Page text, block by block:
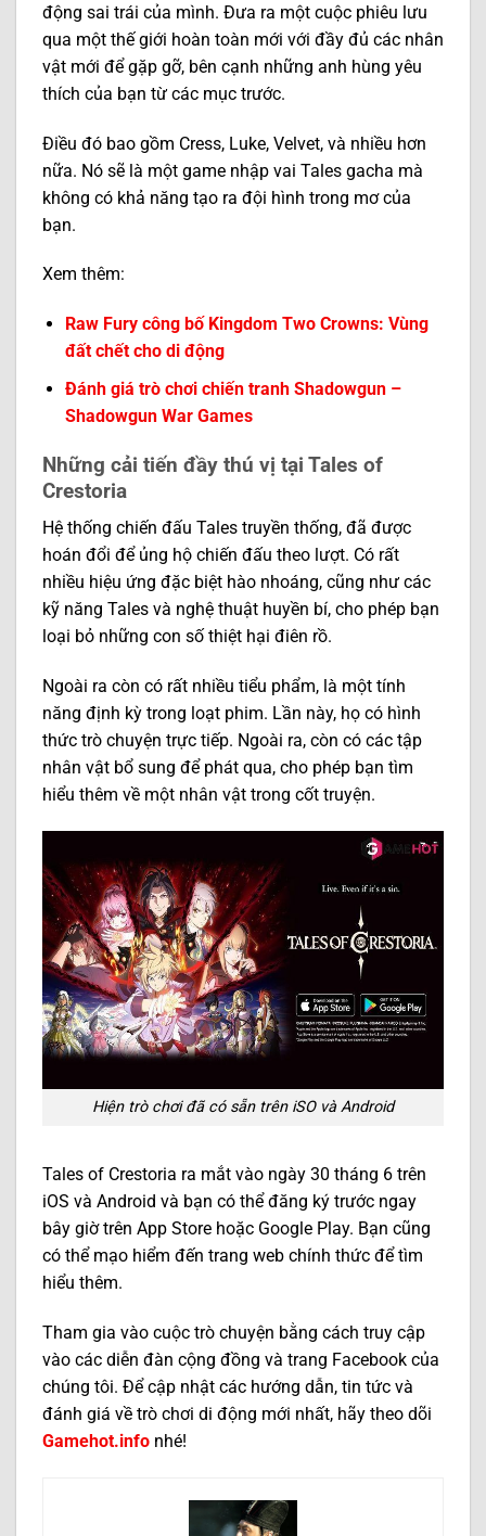
động sai trái của mình. Đưa ra một cuộc phiêu lưu
qua một thế giới hoàn toàn mới với đầy đủ các nhân
vật mới để gặp gỡ, bên cạnh những anh hùng yêu
thích của bạn từ các mục trước.
Điều đó bao gồm Cress, Luke, Velvet, và nhiều hơn
nữa. Nó sẽ là một game nhập vai Tales gacha mà
không có khả năng tạo ra đội hình trong mơ của
bạn.
Xem thêm:
Raw Fury công bố Kingdom Two Crowns: Vùng
đất chết cho di động
Đánh giá trò chơi chiến tranh Shadowgun –
Shadowgun War Games
Những cải tiến đầy thú vị tại Tales of
Crestoria
Hệ thống chiến đấu Tales truyền thống, đã được
hoán đổi để ủng hộ chiến đấu theo lượt. Có rất
nhiều hiệu ứng đặc biệt hào nhoáng, cũng như các
kỹ năng Tales và nghệ thuật huyền bí, cho phép bạn
loại bỏ những con số thiệt hại điên rồ.
Ngoài ra còn có rất nhiều tiểu phẩm, là một tính
năng định kỳ trong loạt phim. Lần này, họ có hình
thức trò chuyện trực tiếp. Ngoài ra, còn có các tập
nhân vật bổ sung để phát qua, cho phép bạn tìm
hiểu thêm về một nhân vật trong cốt truyện.
Hiện trò chơi đã có sẵn trên iSO và Android
Tales of Crestoria ra mắt vào ngày 30 tháng 6 trên
iOS và Android và bạn có thể đăng ký trước ngay
bây giờ trên App Store hoặc Google Play. Bạn cũng
có thể mạo hiểm đến trang web chính thức để tìm
hiểu thêm.
Tham gia vào cuộc trò chuyện bằng cách truy cập
vào các diễn đàn cộng đồng và trang Facebook của
chúng tôi. Để cập nhật các hướng dẫn, tin tức và
đánh giá về trò chơi di động mới nhất, hãy theo dõi
Gamehot.info nhé!